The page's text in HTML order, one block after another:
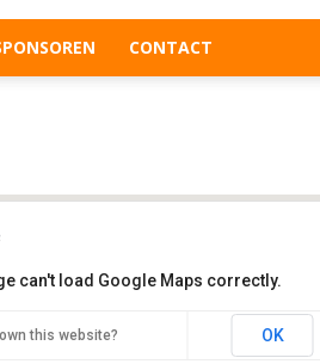
CONTACT
de Bilt
can't load Google Maps correctly.
this website? OK